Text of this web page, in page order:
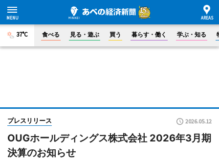
37°C 食べる 見る・遊ぶ 買う 暮らす・働く 学ぶ・知る
プレスリリース 2026.05.12
OUGホールディングス株式会社 2026年3月期
決算のお知らせ